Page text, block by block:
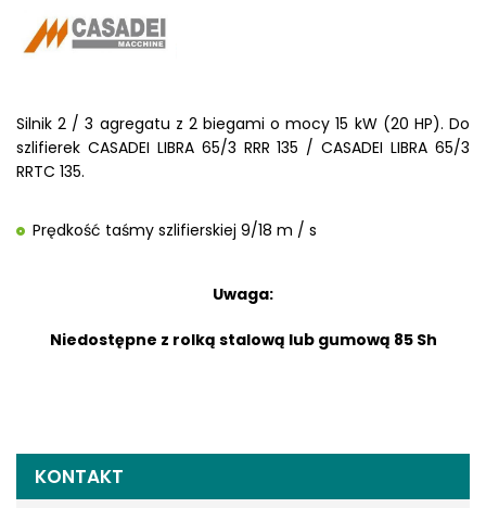
Silnik 2 / 3 agregatu z 2 biegami o mocy 15 kW (20 HP). Do
szlifierek CASADEI LIBRA 65/3 RRR 135 / CASADEI LIBRA 65/3
RRTC 135.
Prędkość taśmy szlifierskiej 9/18 m / s
Uwaga:
Niedostępne z rolką stalową lub gumową 85 Sh
KONTAKT